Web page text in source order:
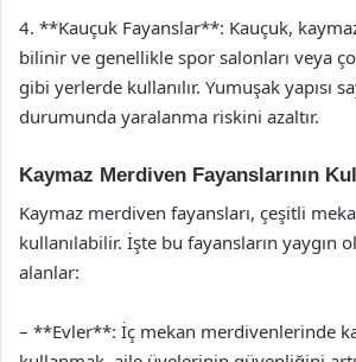
4. **Kauçuk Fayanslar**: Kauçuk,
bilinir ve genellikle spor salonları veya
gibi yerlerde kullanılır. Yumuşak yapısı
durumunda yaralanma riskini azaltır.
Kaymaz Merdiven Fayanslarının
Kaymaz merdiven fayansları, çeşitli
kullanılabilir. İşte bu fayansların yaygın
alanlar:
– **Evler**: İç mekan merdivenlerinde